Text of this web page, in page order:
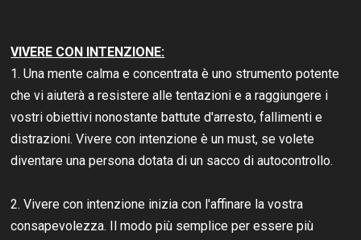
VIVERE CON INTENZIONE:
1. Una mente calma e concentrata è uno strumento potente
che vi aiuterà a resistere alle tentazioni e a raggiungere i
vostri obiettivi nonostante battute d'arresto, fallimenti e
distrazioni. Vivere con intenzione è un must, se volete
diventare una persona dotata di un sacco di autocontrollo.
2. Vivere con intenzione inizia con l'affinare la vostra
consapevolezza. Il modo più semplice per essere più